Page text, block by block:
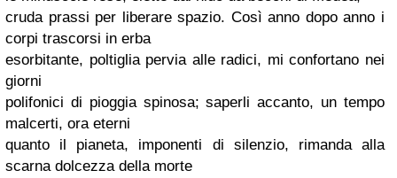
cruda prassi per liberare spazio. Così anno dopo anno i
corpi trascorsi in erba
esorbitante, poltiglia pervia alle radici, mi confortano nei
giorni
polifonici di pioggia spinosa; saperli accanto, un tempo
malcerti, ora eterni
quanto il pianeta, imponenti di silenzio, rimanda alla
scarna dolcezza della morte